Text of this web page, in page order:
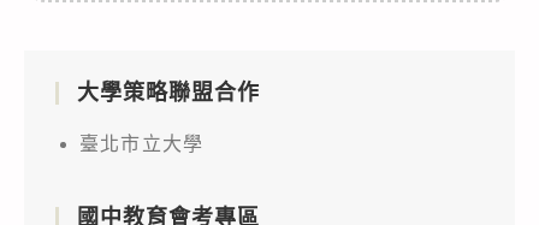
大學策略聯盟合作
臺北市立大學
國中教育會考專區